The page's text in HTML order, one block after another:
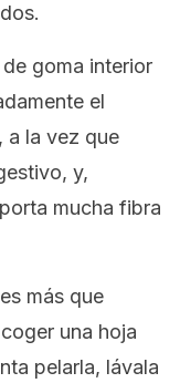
goma interior
el
a la vez que
y,
mucha fibra
más que
una hoja
pelarla, lávala